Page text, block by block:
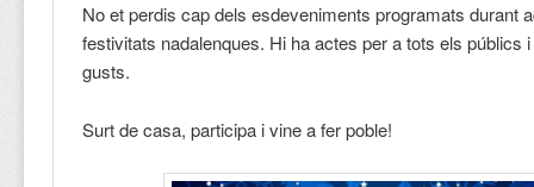
No et perdis cap dels esdeveniments programats durant
festivitats nadalenques. Hi ha actes per a tots els públics
gusts.
Surt de casa, participa i vine a fer poble!